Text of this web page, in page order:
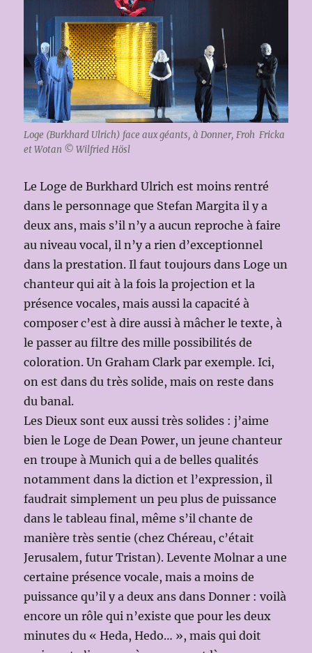
Loge (Burkhard Ulrich) face aux géants, à Donner, Froh Fricka
et Wotan © Wilfried Hösl
Le Loge de Burkhard Ulrich est moins rentré
dans le personnage que Stefan Margita il y a
deux ans, mais s’il n’y a aucun reproche à faire
au niveau vocal, il n’y a rien d’exceptionnel
dans la prestation. Il faut toujours dans Loge un
chanteur qui ait à la fois la projection et la
présence vocales, mais aussi la capacité à
composer c’est à dire aussi à mâcher le texte, à
le passer au filtre des mille possibilités de
coloration. Un Graham Clark par exemple. Ici,
on est dans du très solide, mais on reste dans
du banal.
Les Dieux sont eux aussi très solides : j’aime
bien le Loge de Dean Power, un jeune chanteur
en troupe à Munich qui a de belles qualités
notamment dans la diction et l’expression, il
faudrait simplement un peu plus de puissance
dans le tableau final, même s’il chante de
manière très sentie (chez Chéreau, c’était
Jerusalem, futur Tristan). Levente Molnar a une
certaine présence vocale, mais a moins de
puissance qu’il y a deux ans dans Donner : voilà
encore un rôle qui n’existe que pour les deux
minutes du « Heda, Hedo… », mais qui doit